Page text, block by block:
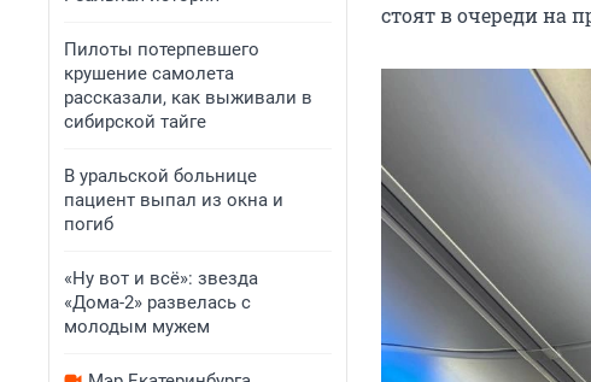
Пилоты потерпевшего
крушение самолета
рассказали, как выживали в
сибирской тайге
В уральской больнице
пациент выпал из окна и
погиб
«Ну вот и всё»: звезда
«Дома-2» развелась с
молодым мужем
стоят в очереди на